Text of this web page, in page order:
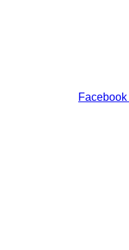
Facebook